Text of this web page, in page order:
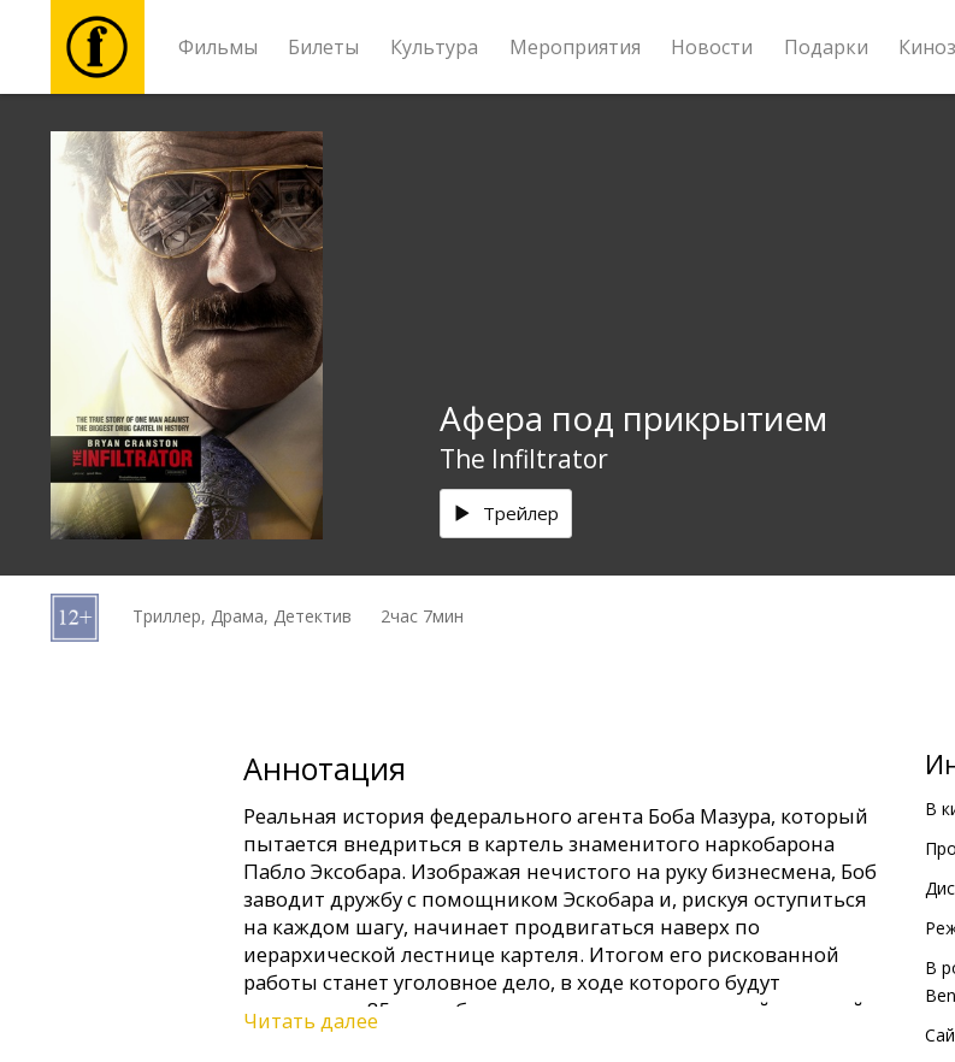
Фильмы Билеты Культура Мероприятия Новости Подарки
Фильмы
Билеты
Культура
Мероприятия
Новости
Подарки
B2B
Афера под прикрытием
The Infiltrator
Трейлер
Триллер, Драма, Детектив 2час 7мин
Аннотация
Реальная история федерального агента Боба Мазура, который
пытается внедриться в картель знаменитого наркобарона
Пабло Эксобара. Изображая нечистого на руку бизнесмена, Боб
заводит дружбу с помощником Эскобара и, рискуя оступиться
на каждом шагу, начинает продвигаться наверх по
иерархической лестнице картеля. Итогом его рискованной
работы станет уголовное дело, в ходе которого будут
арестованы 85 наркобаронов, а также закрыт самый крупный в
мире банк, занимавшийся отмыванием денег мафии.
Читать далее
В
В